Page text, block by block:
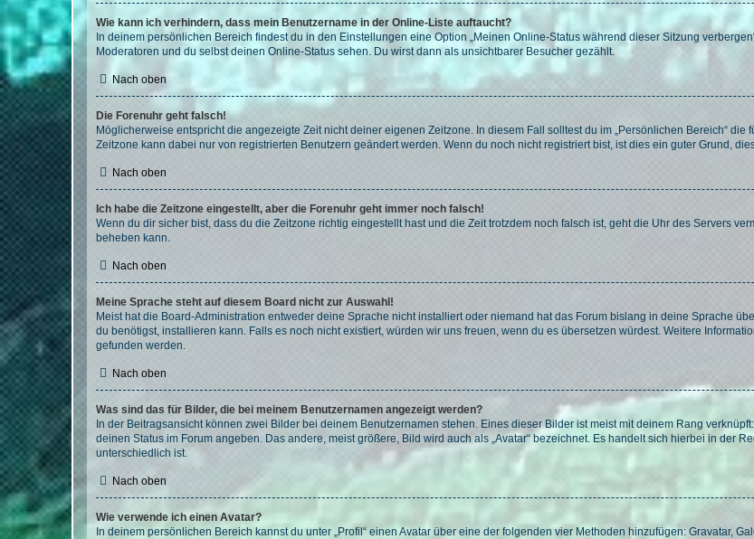
Wie kann ich verhindern, dass mein Benutzername in der Online-Liste auftaucht?
In deinem persönlichen Bereich findest du in den Einstellungen eine Option „Meinen Online-Status während dieser Sitzung
Moderatoren und du selbst deinen Online-Status sehen. Du wirst dann als unsichtbarer Besucher gezählt.
Nach oben
Die Forenuhr geht falsch!
Möglicherweise entspricht die angezeigte Zeit nicht deiner eigenen Zeitzone. In diesem Fall solltest du im „Persönlichen Bereich“
Zeitzone kann dabei nur von registrierten Benutzern geändert werden. Wenn du noch nicht registriert bist, ist dies ein guter Grund,
Nach oben
Ich habe die Zeitzone eingestellt, aber die Forenuhr geht immer noch falsch!
Wenn du dir sicher bist, dass du die Zeitzone richtig eingestellt hast und die Zeit trotzdem noch falsch ist, geht die Uhr des Servers
beheben kann.
Nach oben
Meine Sprache steht auf diesem Board nicht zur Auswahl!
Meist hat die Board-Administration entweder deine Sprache nicht installiert oder niemand hat das Forum bislang in deine Sprache
du benötigst, installieren kann. Falls es noch nicht existiert, würden wir uns freuen, wenn du es übersetzen würdest. Weitere
gefunden werden.
Nach oben
Was sind das für Bilder, die bei meinem Benutzernamen angezeigt werden?
In der Beitragsansicht können zwei Bilder bei deinem Benutzernamen stehen. Eines dieser Bilder ist meist mit deinem Rang
deinen Status im Forum angeben. Das andere, meist größere, Bild wird auch als „Avatar“ bezeichnet. Es handelt sich hierbei in der
unterschiedlich ist.
Nach oben
Wie verwende ich einen Avatar?
In deinem persönlichen Bereich kannst du unter „Profil“ einen Avatar über eine der folgenden vier Methoden hinzufügen: Gravatar,